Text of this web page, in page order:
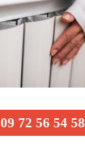
72 56 54 58